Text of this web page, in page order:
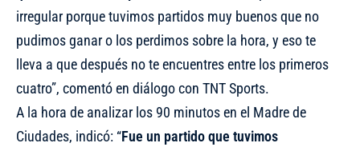
irregular porque tuvimos partidos muy buenos que no
pudimos ganar o los perdimos sobre la hora, y eso te
lleva a que después no te encuentres entre los primeros
cuatro”, comentó en diálogo con TNT Sports.
A la hora de analizar los 90 minutos en el Madre de
Ciudades, indicó: “Fue un partido que tuvimos